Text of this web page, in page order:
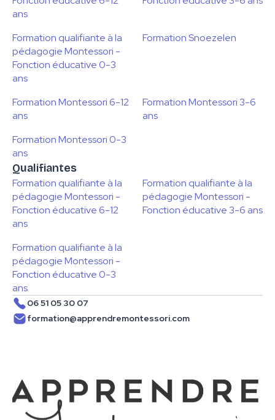
ans
Formation qualifiante à la
pédagogie Montessori -
Fonction éducative 0-3
ans
Formation Snoezelen
Formation Montessori 6-12
ans
Formation Montessori 3-6
ans
Formation Montessori 0-3
ans
Qualifiantes
Formation qualifiante à la
pédagogie Montessori -
Fonction éducative 6-12
ans
Formation qualifiante à la
pédagogie Montessori -
Fonction éducative 3-6 ans
Formation qualifiante à la
pédagogie Montessori -
Fonction éducative 0-3
ans
06 51 05 30 07
formation@apprendremontessori.com